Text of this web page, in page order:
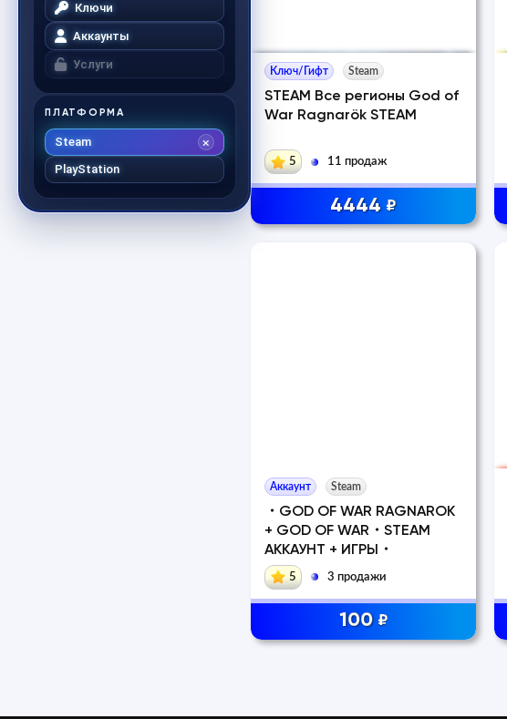
Ключи
Аккаунты
Услуги
ПЛАТФОРМА
Steam
PlayStation
Ключ/Гифт Steam
STEAM Все регионы God of
War Ragnarök STEAM
5 11 продаж
4444 ₽
Аккаунт Steam
・GOD OF WAR RAGNAROK
+ GOD OF WAR・STEAM
АККАУНТ + ИГРЫ・
5 3 продажи
100 ₽